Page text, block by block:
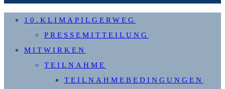
10.KLIMAPILGERWEG
PRESSEMITTEILUNG
MITWIRKEN
TEILNAHME
TEILNAHMEBEDINGUNGEN